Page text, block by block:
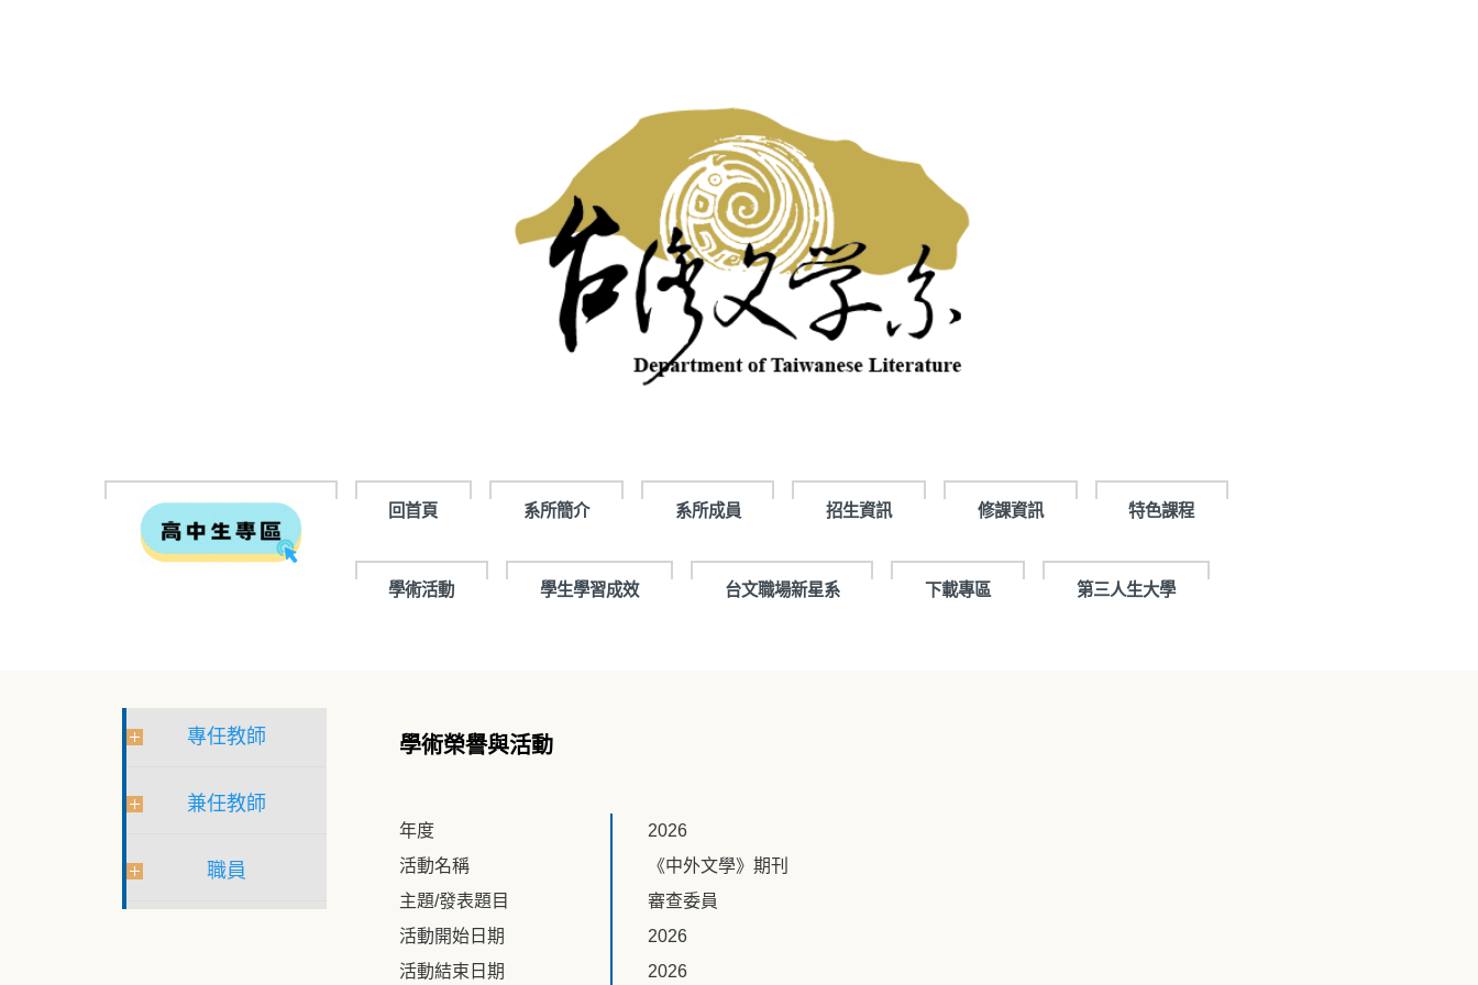
回首頁 系所簡介 系所成員 招生資訊 修課資訊 特色課程
學術活動 學生學習成效 台文職場新星系 下載專區 第三人生大學
專任教師
兼任教師
職員
學術榮譽與活動
年度
2026
活動名稱
《中外文學》期刊
主題/發表題目
審查委員
活動開始日期
2026
活動結束日期
2026